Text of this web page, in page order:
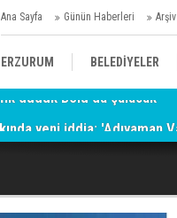
Ana Sayfa Günün Haberleri Arşiv
ERZURUM BELEDİYELER